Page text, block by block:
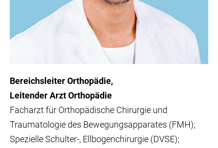
Bereichsleiter Orthopädie
Leitender Arzt Orthopädie
Facharzt für Orthopädische Chirurgie und
Traumatologie des Bewegungsapparates (FMH);
Spezielle Schulter-, Ellbogenchirurgie (DVSE);